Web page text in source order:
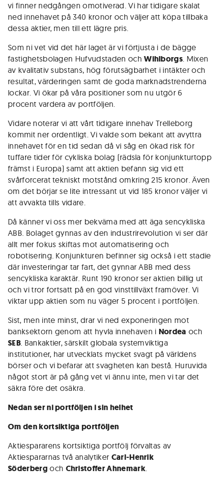
vi finner nedgången omotiverad. Vi har tidigare skalat
ned innehavet på 340 kronor och väljer att köpa tillbaka
dessa aktier, men till ett lägre pris.
Som ni vet vid det här laget är vi förtjusta i de bägge
fastighetsbolagen Hufvudstaden ochWihlborgs. Mixen
av kvalitativ substans, hög förutsägbarhet i intäkter och
resultat, värderingen samt de goda marknadstrenderna
lockar. Vi ökar på våra positioner som nu utgör 6
procent vardera av portföljen.
Vidare noterar vi att vårt tidigare innehav Trelleborg
kommit ner ordentligt. Vi valde som bekant att avyttra
innehavet för en tid sedan då vi såg en ökad risk för
tuffare tider för cykliska bolag (rädsla för konjunkturtopp
främst i Europa) samt att aktien befann sig vid ett
svårforcerat tekniskt motstånd omkring 215 kronor. Även
om det börjar se lite intressant ut vid 185 kronor väljer vi
att avvakta tills vidare.
Då känner vi oss mer bekväma med att äga sencykliska
ABB. Bolaget gynnas av den industrirevolution vi ser där
allt mer fokus skiftas mot automatisering och
robotisering. Konjunkturen befinner sig också i ett stadie
där investeringar tar fart, det gynnar ABB med dess
sencykliska karaktär. Runt 190 kronor ser aktien billig ut
och vi tror fortsatt på en god vinsttillväxt framöver. Vi
viktar upp aktien som nu väger 5 procent i portföljen.
Sist, men inte minst, drar vi ned exponeringen mot
banksektorn genom att hyvla innehaven i Nordea och
SEB. Bankaktier, särskilt globala systemviktiga
institutioner, har utvecklats mycket svagt på världens
börser och vi befarar att svagheten kan bestå. Huruvida
något stort är på gång vet vi ännu inte, men vi tar det
säkra före det osäkra.
Nedan ser ni portföljen i sin helhet
Om den kortsiktiga portföljen
Aktiespararens kortsiktiga portfölj förvaltas av
Aktiespararnas två analytiker Carl-Henrik
Söderbergoch Christoffer Ahnemark.